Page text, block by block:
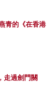
青的《在香港
走過劍門關